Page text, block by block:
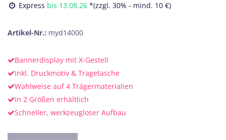
Express bis 13.08.26 *(zzgl. 30% - mind. 10 €)
Artikel-Nr.: myd14000
Bannerdisplay mit X-Gestell
Inkl. Druckmotiv & Tragetasche
Wahlweise auf 4 Trägermaterialien
In 2 Größen erhältlich
Schneller, werkzeugloser Aufbau